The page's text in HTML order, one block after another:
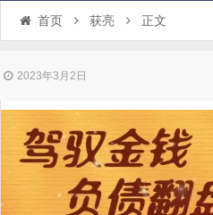
首页 获亮 正文
2023年3月2日